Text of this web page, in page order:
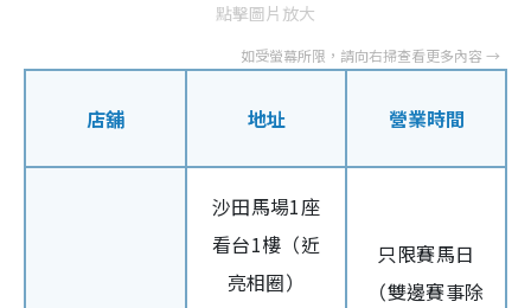
點擊圖片放大
店舖 地址 營業時間
沙田馬場1座
看台1樓（近
亮相圈）
只限賽馬日
（雙邊賽事除